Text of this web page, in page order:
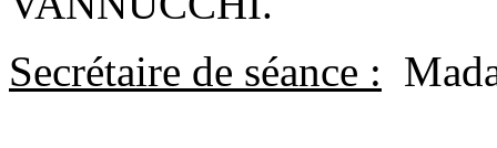
Secrétaire de séance :